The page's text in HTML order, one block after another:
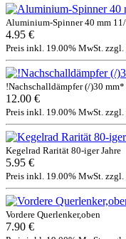
Aluminium-Spinner 40 mm
4.95 €
Preis inkl. 19.00% MwSt. zzgl.
!Nachschalldämpfer (/)30
12.00 €
Preis inkl. 19.00% MwSt. zzgl.
Kegelrad Rarität 80-iger Jahre
5.95 €
Preis inkl. 19.00% MwSt. zzgl.
Vordere Querlenker,oben
7.90 €